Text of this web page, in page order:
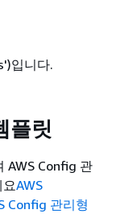
입니다.
플릿
AWS Config 관
AWS
Config 관리형